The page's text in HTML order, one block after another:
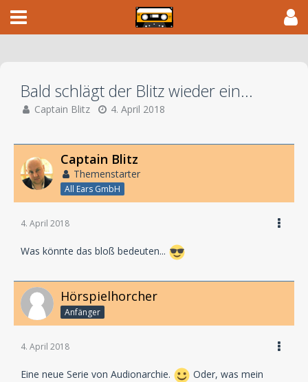
Bald schlägt der Blitz wieder ein...
Captain Blitz 4. April 2018
Captain Blitz
Themenstarter
All Ears GmbH
4. April 2018
Was könnte das bloß bedeuten...
Hörspielhorcher
Anfänger
4. April 2018
Eine neue Serie von Audionarchie.
Oder, was mein